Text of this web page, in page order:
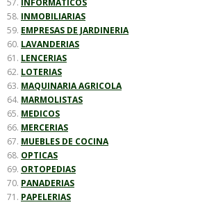
INFORMATICOS
INMOBILIARIAS
EMPRESAS DE JARDINERIA
LAVANDERIAS
LENCERIAS
LOTERIAS
MAQUINARIA AGRICOLA
MARMOLISTAS
MEDICOS
MERCERIAS
MUEBLES DE COCINA
OPTICAS
ORTOPEDIAS
PANADERIAS
PAPELERIAS